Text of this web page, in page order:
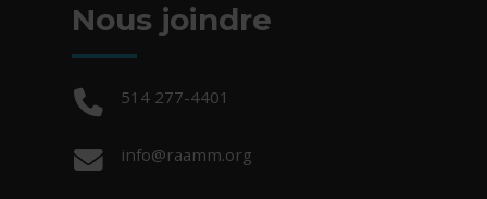
Nous joindre
Téléphone :
514 277-4401
Courriel :
info@raamm.org